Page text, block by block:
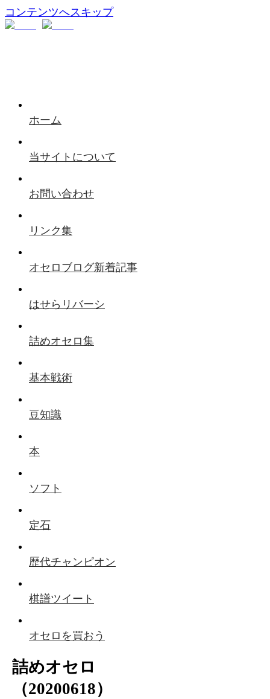
コンテンツへスキップ
ホーム
当サイトについて
お問い合わせ
リンク集
オセロブログ新着記事
はせらリバーシ
詰めオセロ集
基本戦術
豆知識
本
ソフト
定石
歴代チャンピオン
棋譜ツイート
オセロを買おう
詰めオセロ
（20200618）